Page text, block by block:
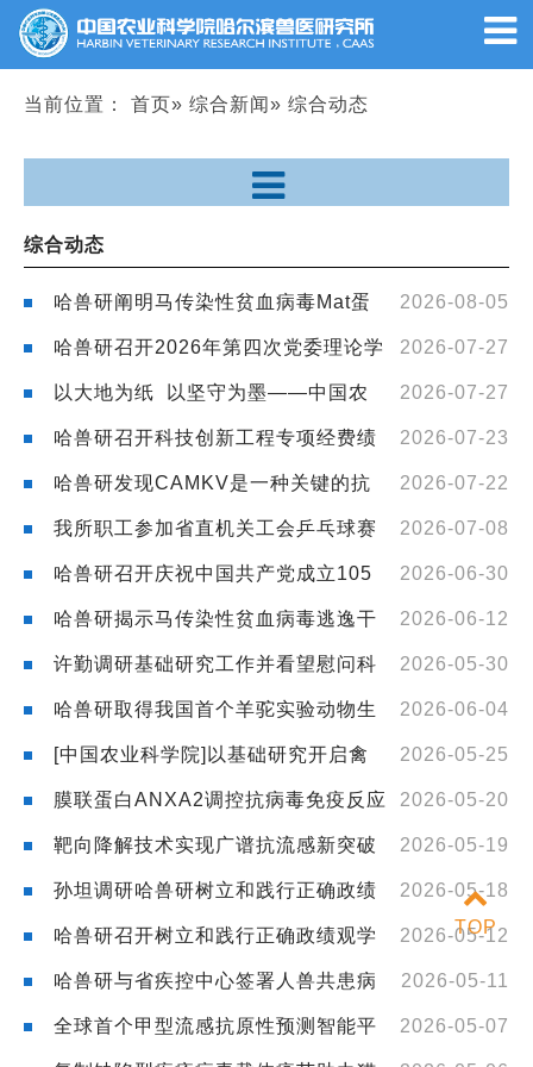
当前位置： 首页» 综合新闻» 综合动态
综合动态
2026-08-05
哈兽研阐明马传染性贫血病毒Mat蛋
白调控病毒复制的分子机制 2026-07-27
哈兽研召开2026年第四次党委理论学
习中心组（扩大）学习会 2026-07-27
以大地为纸 以坚守为墨——中国农
业科学院平凡奋斗者的故事（一） 2026-07-23
哈兽研召开科技创新工程专项经费绩
效评价现场调研会暨跨越发展期期满团队考评会2026-07-22
哈兽研发现CAMKV是一种关键的抗
狂犬病病毒宿主因子 2026-07-08
我所职工参加省直机关工会乒乓球赛
斩获佳绩 2026-06-30
哈兽研召开庆祝中国共产党成立105
周年暨“两优一先”表彰大会 2026-06-12
哈兽研揭示马传染性贫血病毒逃逸干
扰素应答的新机制 2026-05-30
许勤调研基础研究工作并看望慰问科
技工作者 2026-06-04
哈兽研取得我国首个羊驼实验动物生
产许可证 2026-05-25
[中国农业科学院]以基础研究开启禽
流感的全链防控 2026-05-20
膜联蛋白ANXA2调控抗病毒免疫反应
的双重机制 2026-05-19
靶向降解技术实现广谱抗流感新突破
2026-05-18
孙坦调研哈兽研树立和践行正确政绩
观学习教育开展情况 2026-05-12
哈兽研召开树立和践行正确政绩观学
习教育读书班暨党委理论学习中心组（扩大）学习会
2026-05-11
哈兽研与省疾控中心签署人兽共患病
合作框架协议 2026-05-07
全球首个甲型流感抗原性预测智能平
TOP